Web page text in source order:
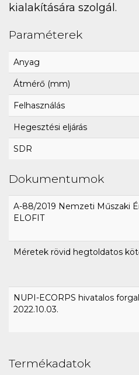
kialakítására szolgál.
Paraméterek
Anyag
Átmérő (mm)
Felhasználás
Hegesztési eljárás
SDR
Dokumentumok
A-88/2019 Nemzeti Műszaki
ELOFIT
Méretek rövid hegtoldatos
NUPI-ECORPS hivatalos
2022.10.03.
Termékadatok